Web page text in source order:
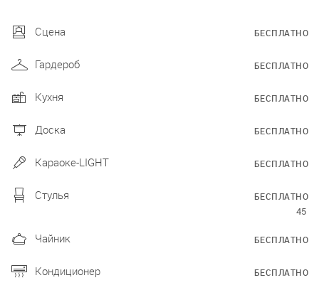
Сцена БЕСПЛАТНО
Гардероб БЕСПЛАТНО
Кухня БЕСПЛАТНО
Доска БЕСПЛАТНО
Караоке-LIGHT БЕСПЛАТНО
Стулья
45
БЕСПЛАТНО
Чайник БЕСПЛАТНО
Кондиционер БЕСПЛАТНО